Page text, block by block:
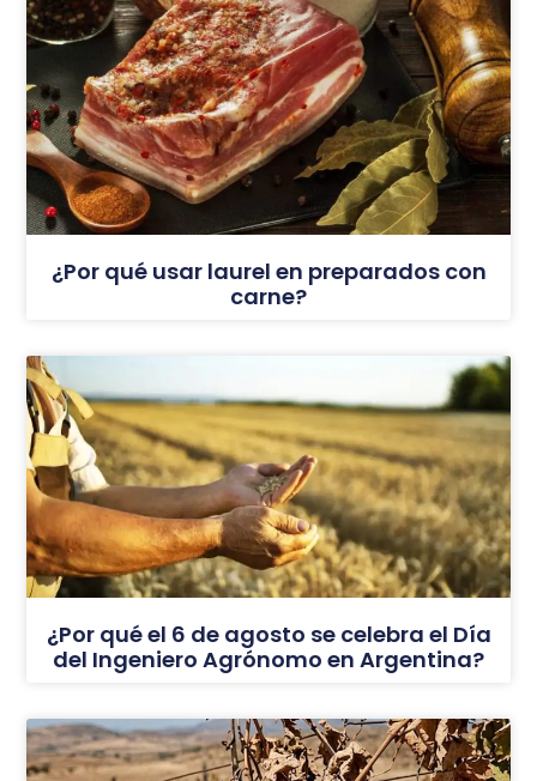
¿Por qué usar laurel en preparados con
carne?
¿Por qué el 6 de agosto se celebra el Día
del Ingeniero Agrónomo en Argentina?